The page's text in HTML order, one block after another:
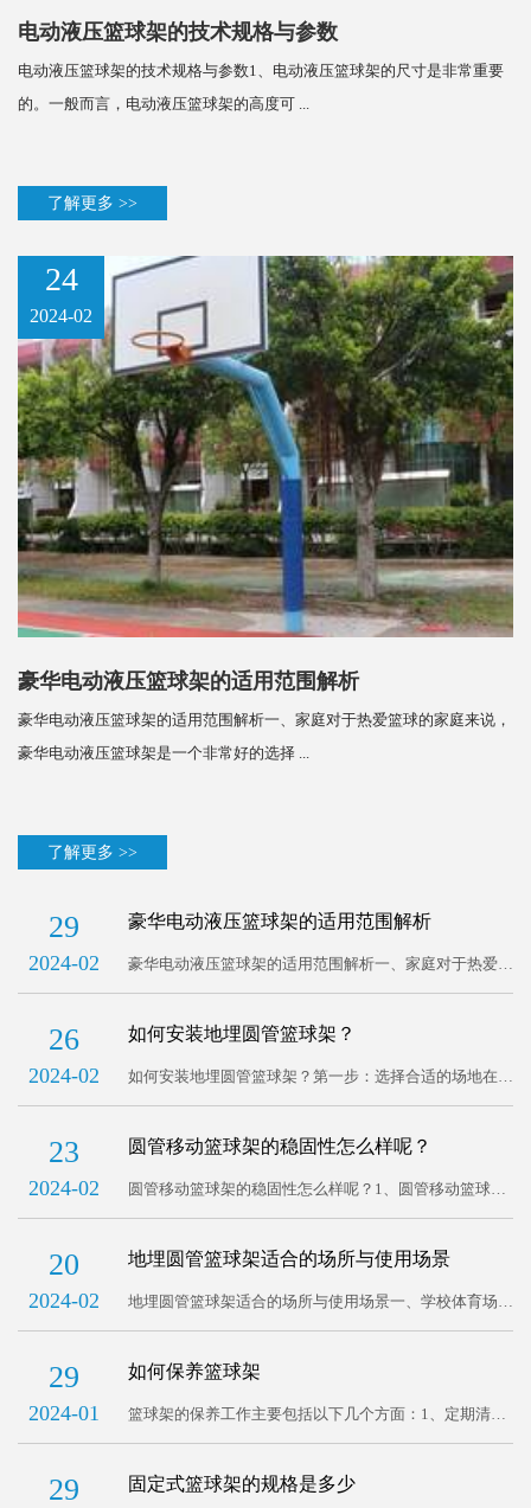
电动液压篮球架的技术规格与参数
电动液压篮球架的技术规格与参数1、电动液压篮球架的尺寸是非常重要
的。一般而言，电动液压篮球架的高度可 ...
了解更多 >>
24
2024-02
豪华电动液压篮球架的适用范围解析
豪华电动液压篮球架的适用范围解析一、家庭对于热爱篮球的家庭来说，
豪华电动液压篮球架是一个非常好的选择 ...
了解更多 >>
29
2024-02
豪华电动液压篮球架的适用范围解析
豪华电动液压篮球架的适用范围解析一、家庭对于热爱篮
球的家庭来说，豪华电动液压篮球架是一个非常好的选
孩子还是成年人都可以在家中进行篮球锻炼。其次，豪华
电 ...
26
2024-02
如何安装地埋圆管篮球架？
如何安装地埋圆管篮球架？第一步：选择合适的场地在安
装地埋圆管篮球架之前，我们要先选择一个合适的场地。
外，应根据篮球场的尺寸要求，留出足够的空间来安装篮
球 ...
23
2024-02
圆管移动篮球架的稳固性怎么样呢？
圆管移动篮球架的稳固性怎么样呢？1、圆管移动篮球架
的设计。这种篮球架通常采用坚固的圆管材质，并与基座
次，圆管移动篮球架通常配备了可调节的高度功能，使得
...
20
2024-02
地埋圆管篮球架适合的场所与使用场景
地埋圆管篮球架适合的场所与使用场景一、学校体育场馆
学校是培养青少年身心健康的重要场所，因此加强体育设
性和稳定性的篮球架，非常适合在学校体育场馆使用。它
...
29
2024-01
如何保养篮球架
篮球架的保养工作主要包括以下几个方面：1、定期清
洁：定期用干布擦拭篮球架表面，以保持清洁。避免使用
止碰撞：避免剧烈运动时碰撞到篮球架上，造成损坏。移
29 固定式篮球架的规格是多少